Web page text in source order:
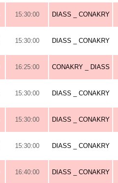
15:30:00 DIASS _ CONAKRY
15:30:00 DIASS _ CONAKRY
16:25:00 CONAKRY _ DIASS
15:30:00 DIASS _ CONAKRY
15:30:00 DIASS _ CONAKRY
15:30:00 DIASS _ CONAKRY
16:40:00 DIASS _ CONAKRY